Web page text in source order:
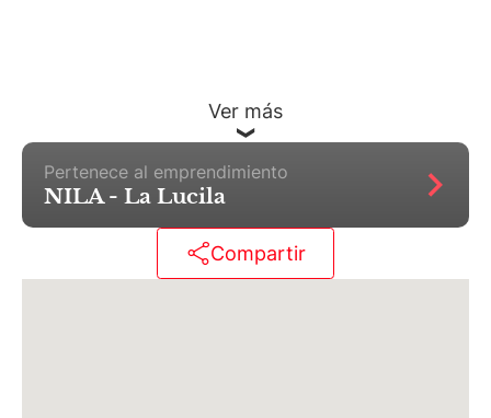
Martillero Maximiliano Miguel D'Aria
Matrícula CMCPSI N° 6886
Av. Libertador 4189 - La Lucila - Prov. de Bs. As.
Matrícula CUCICBA N° 8264
Ver más
Pertenece al emprendimiento
NILA - La Lucila
Compartir